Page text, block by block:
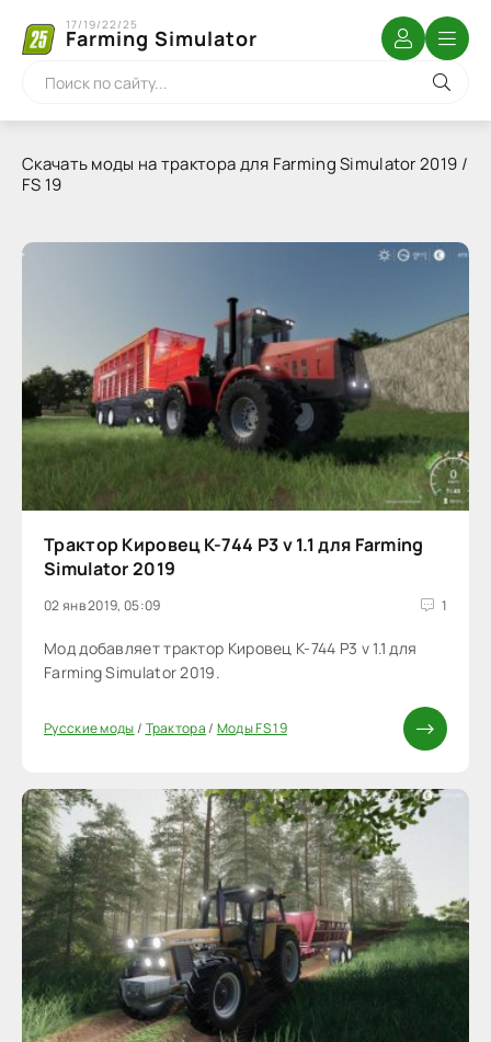
Farming Simulator
17/19/22/25
Скачать моды на трактора для Farming Simulator 2019 /
FS 19
Трактор Кировец К-744 Р3 v 1.1 для Farming
Simulator 2019
02 янв 2019, 05:09 1
Мод добавляет трактор Кировец К-744 Р3 v 1.1 для
Farming Simulator 2019.
Русские моды/ Трактора/ Моды FS 19